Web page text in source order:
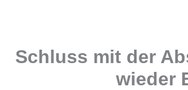
Schluss mit der
wieder